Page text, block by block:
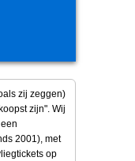
zij zeggen)
zijn". Wij
2001), met
op